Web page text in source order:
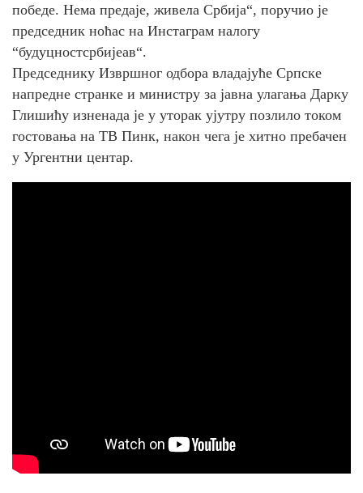
победе. Нема предаје, живела Србија“, поручио је
председник ноћас на Инстаграм налогу
“будуцностсрбијеав“.
Председнику Извршног одбора владајуће Српске
напредне странке и министру за јавна улагања Дарку
Глишићу изненада је у уторак ујутру позлило током
гостовања на ТВ Пинк, након чега је хитно пребачен
у Ургентни центар.